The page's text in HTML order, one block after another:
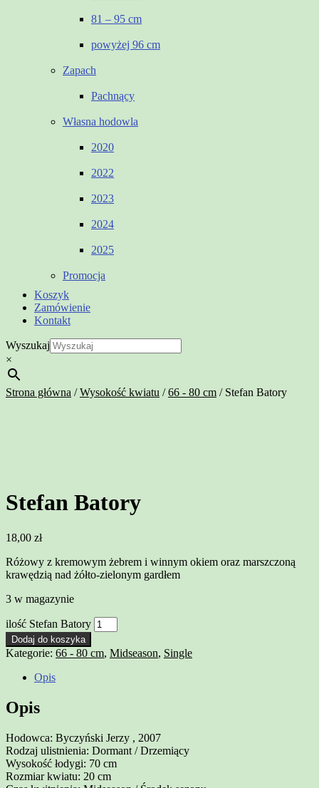
81 – 95 cm
powyżej 96 cm
Zapach
Pachnący
Własna hodowla
2020
2022
2023
2024
2025
Promocja
Koszyk
Zamówienie
Kontakt
Wyszukaj
×
Strona główna /Wysokość kwiatu /66 - 80 cm / Stefan Batory
Stefan Batory
18,00 zł
Różowy z kremowym żebrem i winnym okiem oraz marszczoną
krawędzią nad żółto-zielonym gardłem
3 w magazynie
ilość Stefan Batory
Dodaj do koszyka
Kategorie: 66 - 80 cm, Midseason, Single
Opis
Opis
Hodowca: Byczyński Jerzy , 2007
Rodzaj ulistnienia: Dormant / Drzemiący
Wysokość łodygi: 70 cm
Rozmiar kwiatu: 20 cm